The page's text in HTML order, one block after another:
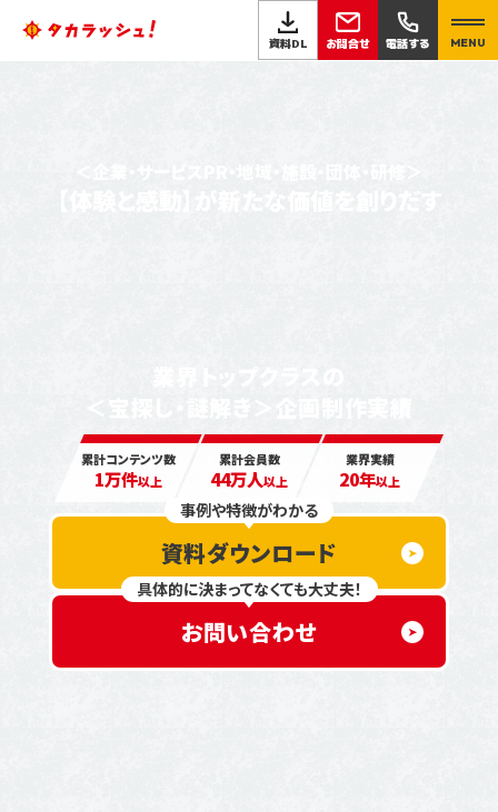
資料DL お問合せ 電話する MENU
累計コンテンツ数
1万件以上
累計会員数
44万人以上
業界実績
20年以上
事例や特徴がわかる
資料ダウンロード
具体的に決まってなくても大丈夫！
お問い合わせ